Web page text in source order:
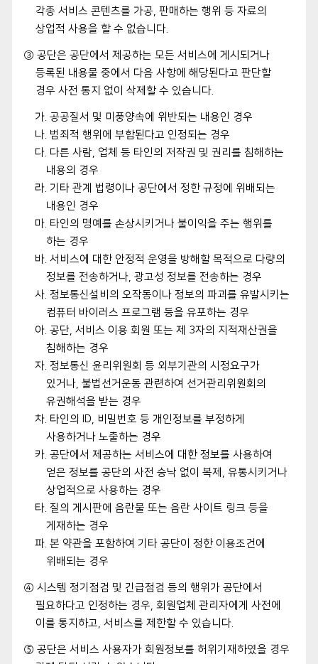
각종 서비스 콘텐츠를 가공, 판매하는 행위 등 자료의
상업적 사용을 할 수 없습니다.
③ 공단은 공단에서 제공하는 모든 서비스에 게시되거나
등록된 내용물 중에서 다음 사항에 해당된다고 판단할
경우 사전 통지 없이 삭제할 수 있습니다.
가. 공공질서 및 미풍양속에 위반되는 내용인 경우
나. 범죄적 행위에 부합된다고 인정되는 경우
다. 다른 사람, 업체 등 타인의 저작권 및 권리를 침해하는
내용의 경우
라. 기타 관계 법령이나 공단에서 정한 규정에 위배되는
내용인 경우
마. 타인의 명예를 손상시키거나 불이익을 주는 행위를
하는 경우
바. 서비스에 대한 안정적 운영을 방해할 목적으로 다량의
정보를 전송하거나, 광고성 정보를 전송하는 경우
사. 정보통신설비의 오작동이나 정보의 파괴를 유발시키는
컴퓨터 바이러스 프로그램 등을 유포하는 경우
아. 공단, 서비스 이용 회원 또는 제 3자의 지적재산권을
침해하는 경우
자. 정보통신 윤리위원회 등 외부기관의 시정요구가
있거나, 불법선거운동 관련하여 선거관리위원회의
유권해석을 받는 경우
차. 타인의 ID, 비밀번호 등 개인정보를 부정하게
사용하거나 노출하는 경우
카. 공단에서 제공하는 서비스에 대한 정보를 사용하여
얻은 정보를 공단의 사전 승낙 없이 복제, 유통시키거나
상업적으로 사용하는 경우
타. 질의 게시판에 음란물 또는 음란 사이트 링크 등을
게재하는 경우
파. 본 약관을 포함하여 기타 공단이 정한 이용조건에
위배되는 경우
④ 시스템 정기점검 및 긴급점검 등의 행위가 공단에서
필요하다고 인정하는 경우, 회원업체 관리자에게 사전에
이를 통지하고, 서비스를 제한할 수 있습니다.
⑤ 공단은 서비스 사용자가 회원정보를 허위기재하였을 경우